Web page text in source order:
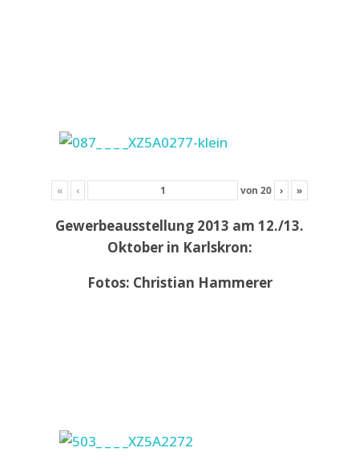
« ‹ von 20 › »
Gewerbeausstellung 2013 am 12./13.
Oktober in Karlskron:
Fotos: Christian Hammerer